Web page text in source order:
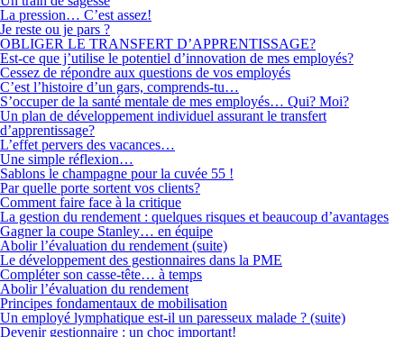
La pression… C’est assez!
Je reste ou je pars ?
OBLIGER LE TRANSFERT D’APPRENTISSAGE?
Est-ce que j’utilise le potentiel d’innovation de mes employés?
Cessez de répondre aux questions de vos employés
C’est l’histoire d’un gars, comprends-tu…
S’occuper de la santé mentale de mes employés… Qui? Moi?
Un plan de développement individuel assurant le transfert
d’apprentissage?
L’effet pervers des vacances…
Une simple réflexion…
Sablons le champagne pour la cuvée 55 !
Par quelle porte sortent vos clients?
Comment faire face à la critique
La gestion du rendement : quelques risques et beaucoup d’avantages
Gagner la coupe Stanley… en équipe
Abolir l’évaluation du rendement (suite)
Le développement des gestionnaires dans la PME
Compléter son casse-tête… à temps
Abolir l’évaluation du rendement
Principes fondamentaux de mobilisation
Un employé lymphatique est-il un paresseux malade ? (suite)
Devenir gestionnaire : un choc important!